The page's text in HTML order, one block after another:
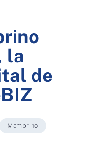
la
de
Mambrino